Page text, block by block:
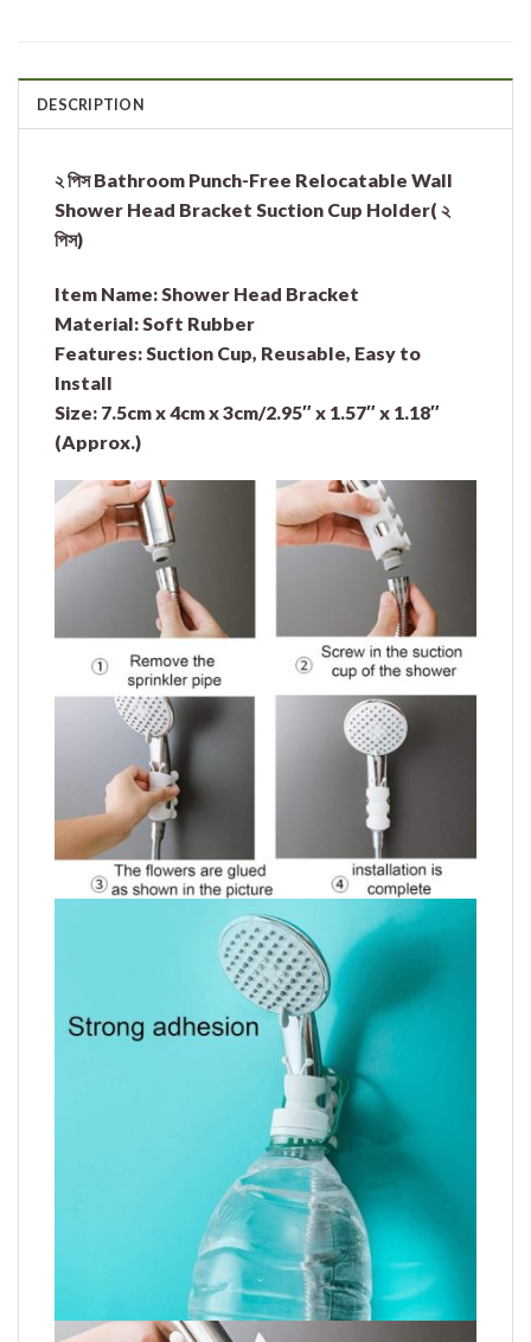
DESCRIPTION
২ পিস Bathroom Punch-Free Relocatable Wall
Shower Head Bracket Suction Cup Holder( ২
পিস)
Item Name: Shower Head Bracket
Material: Soft Rubber
Features: Suction Cup, Reusable, Easy to
Install
Size: 7.5cm x 4cm x 3cm/2.95″ x 1.57″ x 1.18″
(Approx.)